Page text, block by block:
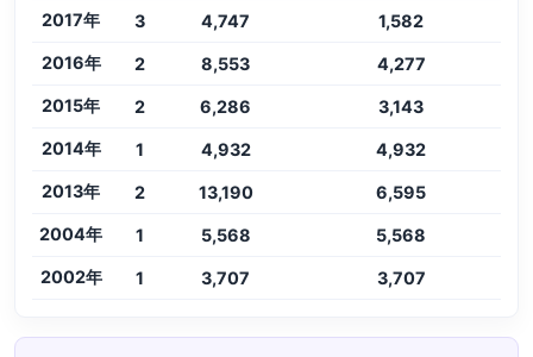
2017年 3 4,747 1,582
2016年 2 8,553 4,277
2015年 2 6,286 3,143
2014年 1 4,932 4,932
2013年 2 13,190 6,595
2004年 1 5,568 5,568
2002年 1 3,707 3,707